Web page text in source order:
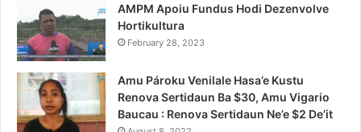
AMPM Apoiu Fundus Hodi Dezenvolve
Hortikultura
February 28, 2023
Amu Pároku Venilale Hasa’e Kustu
Renova Sertidaun Ba $30, Amu Vigario
Baucau : Renova Sertidaun Ne’e $2 De’it